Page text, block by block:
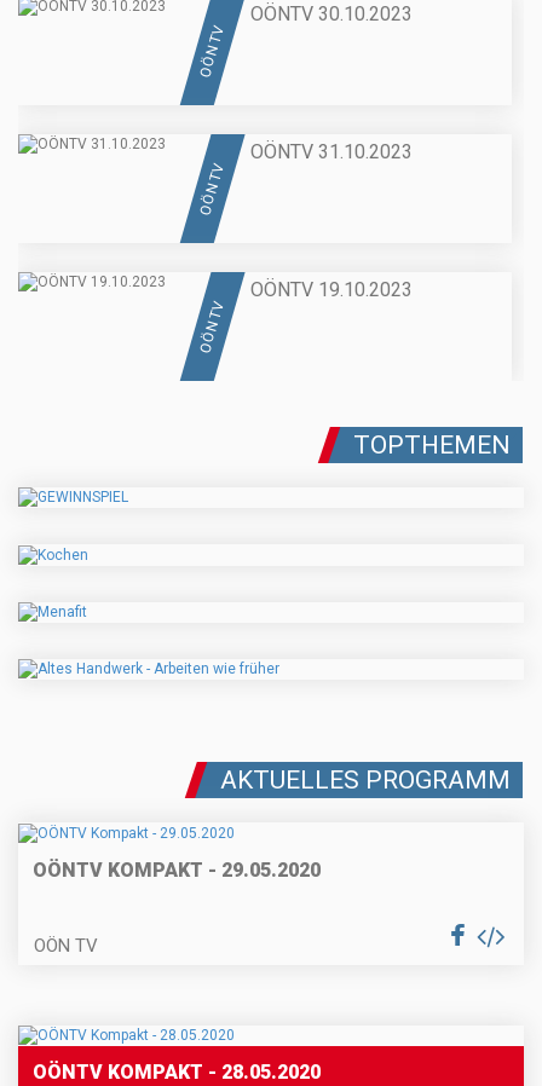
OÖN TV
OÖNTV 30.10.2023
OÖN TV
OÖNTV 31.10.2023
OÖN TV
OÖNTV 19.10.2023
TOPTHEMEN
AKTUELLES PROGRAMM
OÖNTV KOMPAKT - 29.05.2020
OÖN TV
OÖNTV KOMPAKT - 28.05.2020